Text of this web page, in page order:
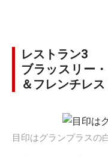
レストラン3
ブラッスリー
＆フレンチレス
目印はグランプラスの